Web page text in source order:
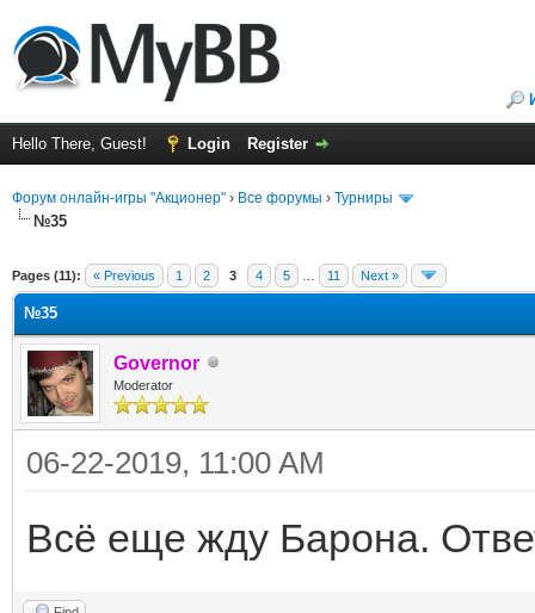
Hello There, Guest! Login Register
Форум онлайн-игры "Акционер" › Все форумы › Турниры
№35
Pages (11): « Previous 1 2 3 4 5 11 Next »
№35
Governor
Moderator
06-22-2019, 11:00 AM
Всё еще жду Барона.